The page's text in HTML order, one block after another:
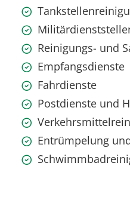
Reinigungs- und
Empfangsdienste
Fahrdienste
Postdienste und
Entrümpelung